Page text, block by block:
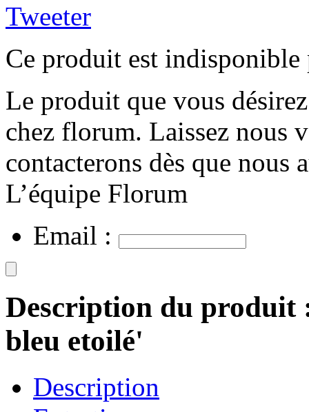
Tweeter
Ce produit est indisponible
Le produit que vous
chez florum. Laissez nous
contacterons dès que nous
L’équipe Florum
Email :
Description du produit
bleu etoilé'
Description